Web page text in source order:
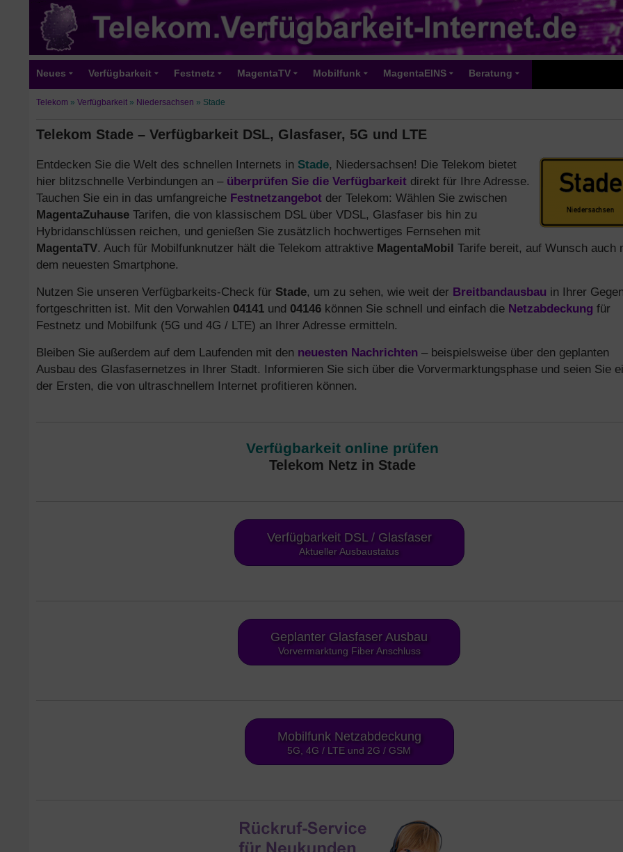
Neues Verfügbarkeit Festnetz MagentaTV Mobilfunk MagentaEINS Beratung
Telekom » Verfügbarkeit » Niedersachsen » Stade
Telekom Stade – Verfügbarkeit DSL, Glasfaser, 5G und LTE
Entdecken Sie die Welt des schnellen Internets in Stade, Niedersachsen! Die Telekom bietet
hier blitzschnelle Verbindungen an – überprüfen Sie die Verfügbarkeit direkt für Ihre Adresse.
Tauchen Sie ein in das umfangreiche Festnetzangebot der Telekom: Wählen Sie zwischen
MagentaZuhause Tarifen, die von klassischem DSL über VDSL, Glasfaser bis hin zu
Hybridanschlüssen reichen, und genießen Sie zusätzlich hochwertiges Fernsehen mit
MagentaTV. Auch für Mobilfunknutzer hält die Telekom attraktive MagentaMobil Tarife bereit, auf Wunsch auch
dem neuesten Smartphone.
Nutzen Sie unseren Verfügbarkeits-Check für Stade, um zu sehen, wie weit der Breitbandausbau in Ihrer
fortgeschritten ist. Mit den Vorwahlen 04141 und 04146 können Sie schnell und einfach die Netzabdeckung für
Festnetz und Mobilfunk (5G und 4G / LTE) an Ihrer Adresse ermitteln.
Bleiben Sie außerdem auf dem Laufenden mit den neuesten Nachrichten – beispielsweise über den geplanten
Ausbau des Glasfasernetzes in Ihrer Stadt. Informieren Sie sich über die Vorvermarktungsphase und seien Sie
der Ersten, die von ultraschnellem Internet profitieren können.
Verfügbarkeit online prüfen
Telekom Netz in Stade
Verfügbarkeit DSL / Glasfaser
Aktueller Ausbaustatus
Geplanter Glasfaser Ausbau
Vorvermarktung Fiber Anschluss
Mobilfunk Netzabdeckung
5G, 4G / LTE und 2G / GSM